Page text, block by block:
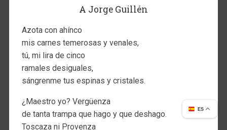
A Jorge Guillén
Azota con ahínco
mis carnes temerosas y venales,
tú, mi lira de cinco
ramales desiguales,
sángrenme tus espinas y cristales.
¿Maestro yo? Vergüenza
de tanta trampa que hago y que deshago.
Toscaza ni Provenza
ES